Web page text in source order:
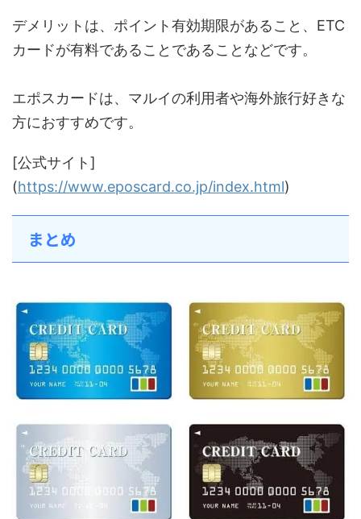
デメリットは、ポイント有効期限があること、ETC
カードが有料であることであることなどです。
エポスカードは、マルイの利用者や海外旅行好きな
方におすすめです。
[公式サイト]
(https://www.eposcard.co.jp/index.html)
まとめ